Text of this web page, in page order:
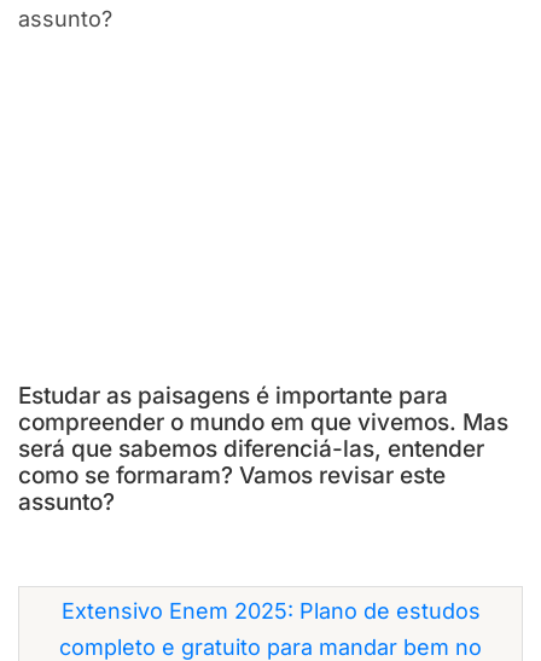
assunto?
Estudar as paisagens é importante para
compreender o mundo em que vivemos. Mas
será que sabemos diferenciá-las, entender
como se formaram? Vamos revisar este
assunto?
Extensivo Enem 2025: Plano de estudos
completo e gratuito para mandar bem no